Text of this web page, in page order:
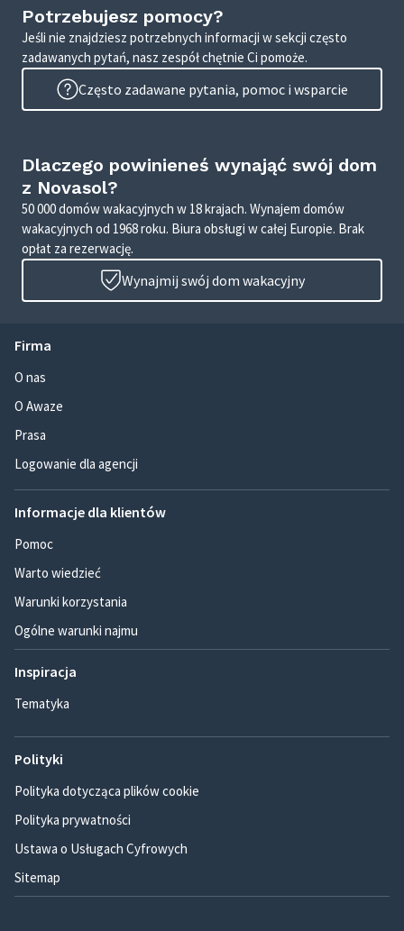
Potrzebujesz pomocy?
Jeśli nie znajdziesz potrzebnych informacji w sekcji często
zadawanych pytań, nasz zespół chętnie Ci pomoże.
Często zadawane pytania, pomoc i wsparcie
Dlaczego powinieneś wynająć swój dom
z Novasol?
50 000 domów wakacyjnych w 18 krajach. Wynajem domów
wakacyjnych od 1968 roku. Biura obsługi w całej Europie. Brak
opłat za rezerwację.
Wynajmij swój dom wakacyjny
Firma
O nas
O Awaze
Prasa
Logowanie dla agencji
Informacje dla klientów
Pomoc
Warto wiedzieć
Warunki korzystania
Ogólne warunki najmu
Inspiracja
Tematyka
Polityki
Polityka dotycząca plików cookie
Polityka prywatności
Ustawa o Usługach Cyfrowych
Sitemap